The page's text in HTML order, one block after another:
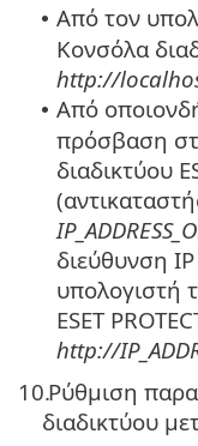
• Από τον
Κονσόλα
http://
• Από
πρόσβαση
διαδικτύου
διεύθυνση
υπολογιστή
ESET
http://
10.Ρύθμιση
διαδικτύου